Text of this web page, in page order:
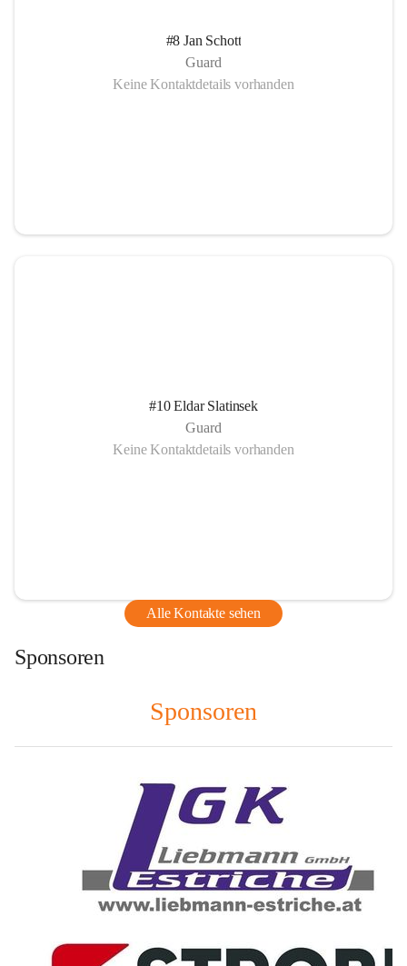
#8 Jan Schott
Guard
Keine Kontaktdetails vorhanden
#10 Eldar Slatinsek
Guard
Keine Kontaktdetails vorhanden
Alle Kontakte sehen
Sponsoren
Sponsoren